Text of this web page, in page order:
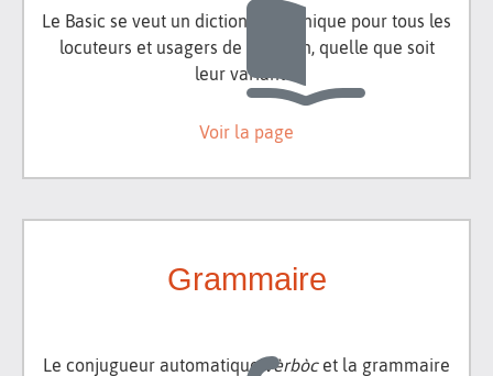
Le Basic se veut un dictionnaire unique pour tous les
locuteurs et usagers de l'occitan, quelle que soit
leur variante.
Voir la page
Grammaire
Le conjugueur automatiquevèrbòc et la grammaire